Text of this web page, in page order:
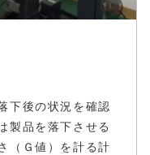
下後の状況を確認
製品を落下させる
（Ｇ値）を計る計